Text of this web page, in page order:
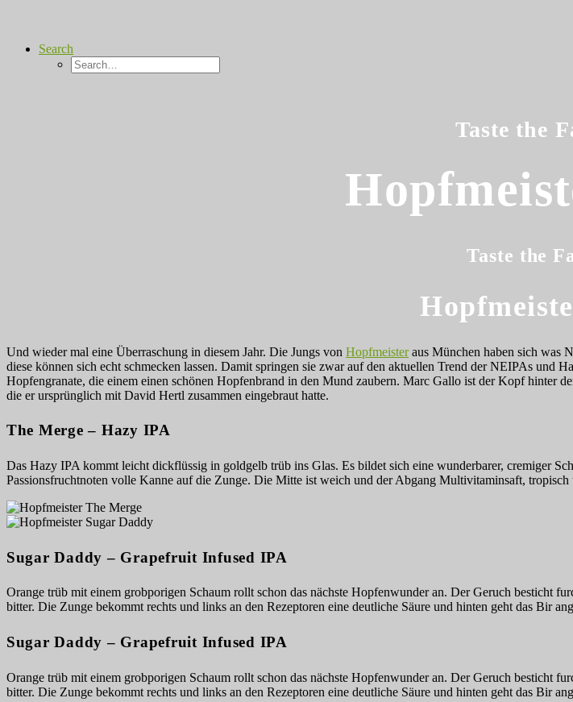
Search
Taste the
Taste the
Und wieder mal eine Überraschung in diesem Jahr. Die Jungs von Hopfmeisteraus München haben sich was
diese können sich echt schmecken lassen. Damit springen sie zwar auf den aktuellen Trend der NEIPAs und
Hopfengranate, die einem einen schönen Hopfenbrand in den Mund zaubern. Marc Gallo ist der Kopf hinter
die er ursprünglich mit David Hertl zusammen eingebraut hatte.
The Merge – Hazy IPA
Das Hazy IPA kommt leicht dickflüssig in goldgelb trüb ins Glas. Es bildet sich eine wunderbarer, cremiger
Passionsfruchtnoten volle Kanne auf die Zunge. Die Mitte ist weich und der Abgang Multivitaminsaft, tropisch
Sugar Daddy – Grapefruit Infused IPA
Orange trüb mit einem grobporigen Schaum rollt schon das nächste Hopfenwunder an. Der Geruch besticht
bitter. Die Zunge bekommt rechts und links an den Rezeptoren eine deutliche Säure und hinten geht das Bir
Sugar Daddy – Grapefruit Infused IPA
Orange trüb mit einem grobporigen Schaum rollt schon das nächste Hopfenwunder an. Der Geruch besticht
bitter. Die Zunge bekommt rechts und links an den Rezeptoren eine deutliche Säure und hinten geht das Bir